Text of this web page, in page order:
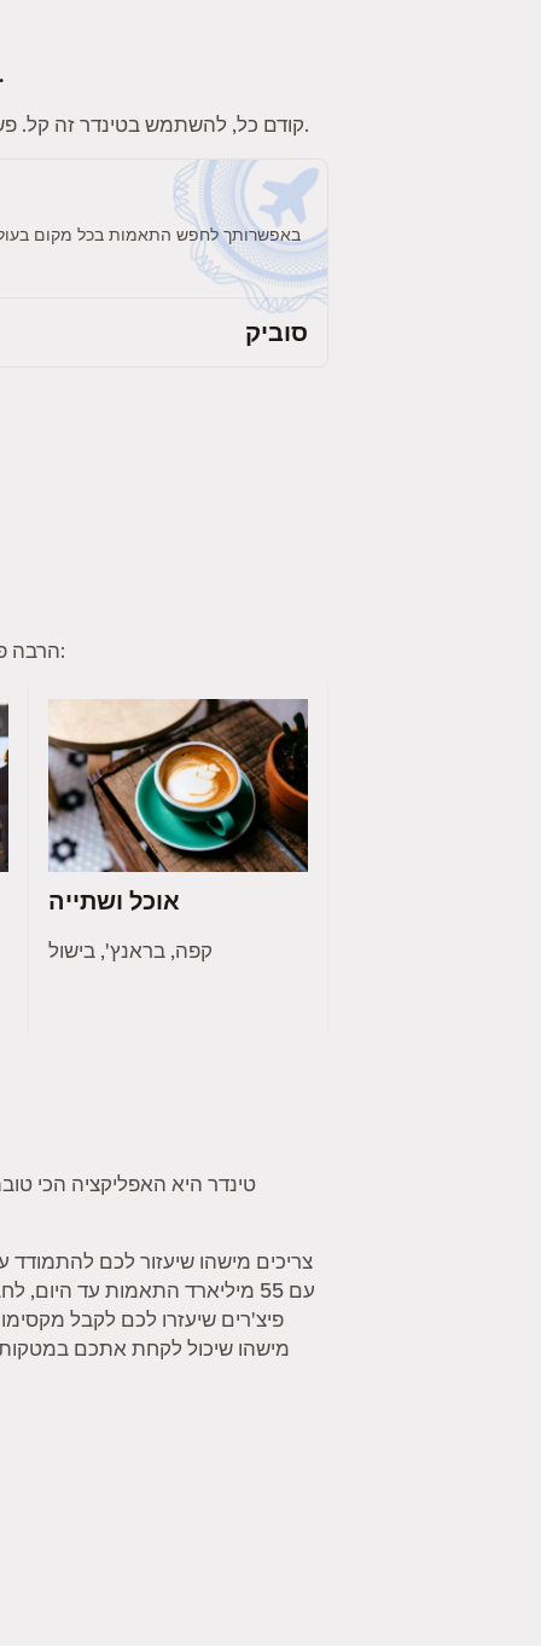
לטינדר יש מלא פיצ'רים כיפיים. הנה כמה פיצ'רים שיהפכו את החוויה שלכם בטינדר לטובה פי אלף.
קודם כל, להשתמש בטינדר זה קל.. תוודאו שאתם מוסיפים תחומי עניין, תמונות וביו לפרופיל כדי להשוויץ באישיות שלכם.
באפשרותך לחפש התאמות בכל מקום
סוביק
הרבה פעמים חברי טינדר מוצאים תחומי עניין משותפים להם ולחברי קהילה אחרים. הנה כמה תחומי עניין נפוצים:
אוכל ושתייה
קפה, בראנץ', בישול
טינדר היא האפליקציה הכי
צריכים מישהו שיעזור לכם
עם 55 מיליארד התאמות עד
פיצ'רים שיעזרו לכם לקבל